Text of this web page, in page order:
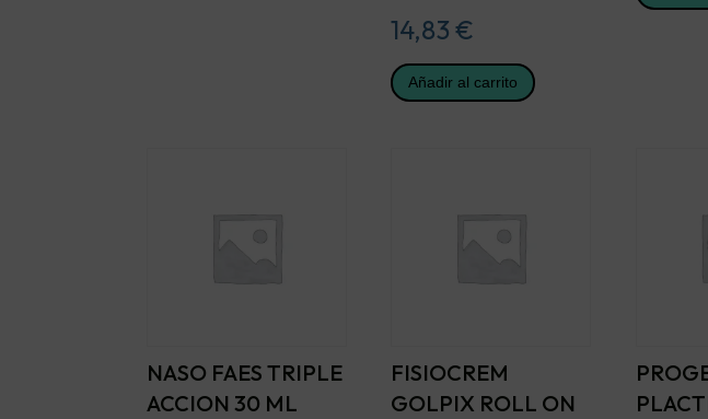
14,83€
Añadir al carrito
NASO FAES TRIPLE
ACCION 30 ML
FISIOCREM
GOLPIX ROLL ON